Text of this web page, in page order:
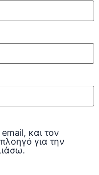
και τον
για την